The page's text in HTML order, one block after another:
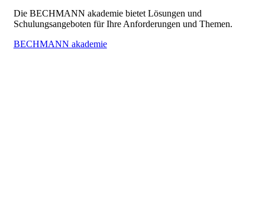
Die BECHMANN akademie bietet Lösungen und
Schulungsangeboten für Ihre Anforderungen und Themen.
BECHMANN akademie